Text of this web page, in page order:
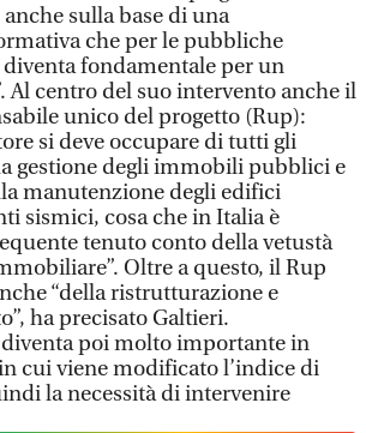
anche sulla base di una
che per le pubbliche
fondamentale per un
Al centro del suo intervento anche il
unico del progetto (Rup):
si deve occupare di tutti gli
gestione degli immobili pubblici e
manutenzione degli edifici
sismici, cosa che in Italia è
tenuto conto della vetustà
Oltre a questo, il Rup
“della ristrutturazione e
ha precisato Galtieri.
diventa poi molto importante in
cui viene modificato l’indice di
la necessità di intervenire